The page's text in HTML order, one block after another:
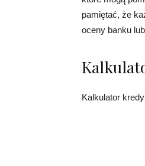
pamiętać, że
oceny banku
Kalkulator